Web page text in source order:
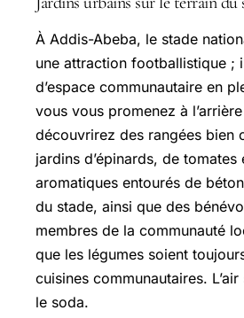
À Addis-Abeba, le stade
une attraction footballistique ;
d’espace communautaire en
vous vous promenez à
découvrirez des rangées bien
jardins d’épinards, de tomates
aromatiques entourés de
du stade, ainsi que des
membres de la communauté
que les légumes soient
cuisines communautaires.
le soda.